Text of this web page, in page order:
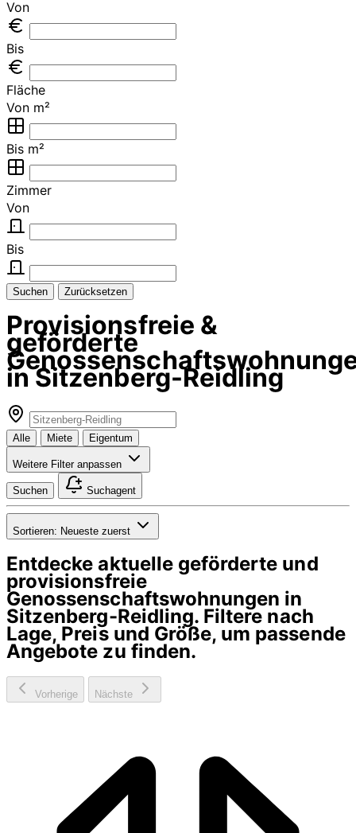
Von
Bis
Fläche
Von m²
Bis m²
Zimmer
Von
Bis
Suchen Zurücksetzen
Provisionsfreie &
geförderte
in Sitzenberg-Reidling
Alle Miete Eigentum
Weitere Filter anpassen
Suchen Suchagent
Sortieren: Neueste zuerst
Entdecke aktuelle geförderte und
provisionsfreie
Genossenschaftswohnungen in
Sitzenberg-Reidling. Filtere nach
Lage, Preis und Größe, um passende
Angebote zu finden.
Vorherige Nächste